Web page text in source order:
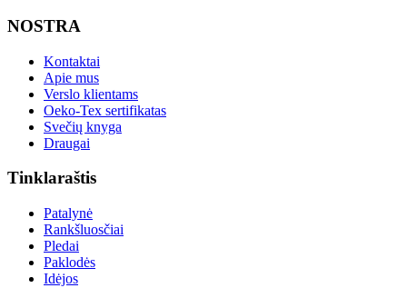
NOSTRA
Kontaktai
Apie mus
Verslo klientams
Oeko-Tex sertifikatas
Svečių knyga
Draugai
Tinklaraštis
Patalynė
Rankšluosčiai
Pledai
Paklodės
Idėjos